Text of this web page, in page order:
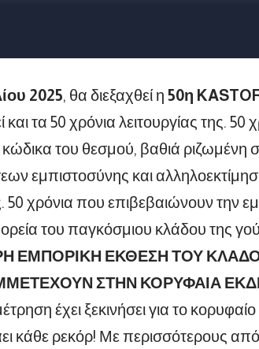
2025, θα διεξαχθεί η 50η
τα 50 χρόνια λειτουργίας της. 50
κώδικα του θεσμού, βαθιά ριζωμένη
εμπιστοσύνης και
50 χρόνια που επιβεβαιώνουν την
του παγκόσμιου κλάδου της
ΕΜΠΟΡΙΚΗ ΕΚΘΕΣΗ ΤΟΥ
ΣΤΗΝ ΚΟΡΥΦΑΙΑ
έχει ξεκινήσει για το
κάθε ρεκόρ! Με περισσότερους από